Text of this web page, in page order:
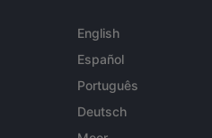
English
Español
Português
Deutsch